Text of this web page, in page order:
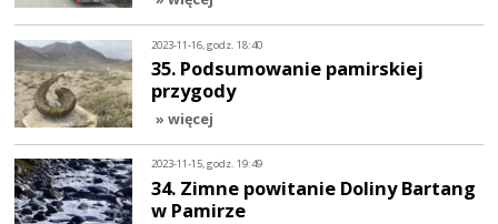
2023-11-16, godz. 18:40
35. Podsumowanie pamirskiej
przygody
» więcej
2023-11-15, godz. 19:49
34. Zimne powitanie Doliny Bartang
w Pamirze